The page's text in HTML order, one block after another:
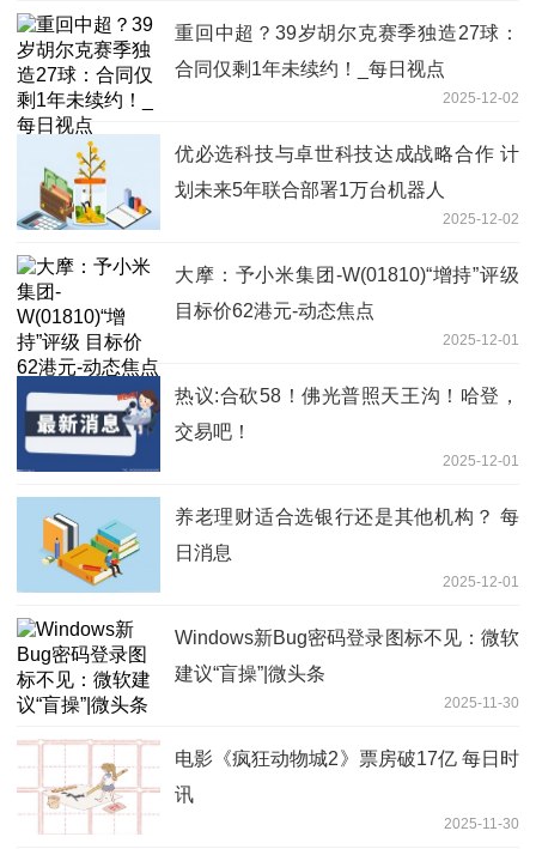
重回中超？39岁胡尔克赛季独造27球：
合同仅剩1年未续约！_每日视点
2025-12-02
优必选科技与卓世科技达成战略合作 计
划未来5年联合部署1万台机器人
2025-12-02
大摩：予小米集团-W(01810)“增持”评级
目标价62港元-动态焦点
2025-12-01
热议:合砍58！佛光普照天王沟！哈登，
交易吧！
2025-12-01
养老理财适合选银行还是其他机构？ 每
日消息
2025-12-01
Windows新Bug密码登录图标不见：微软
建议“盲操”|微头条
2025-11-30
电影《疯狂动物城2》票房破17亿 每日时
讯
2025-11-30